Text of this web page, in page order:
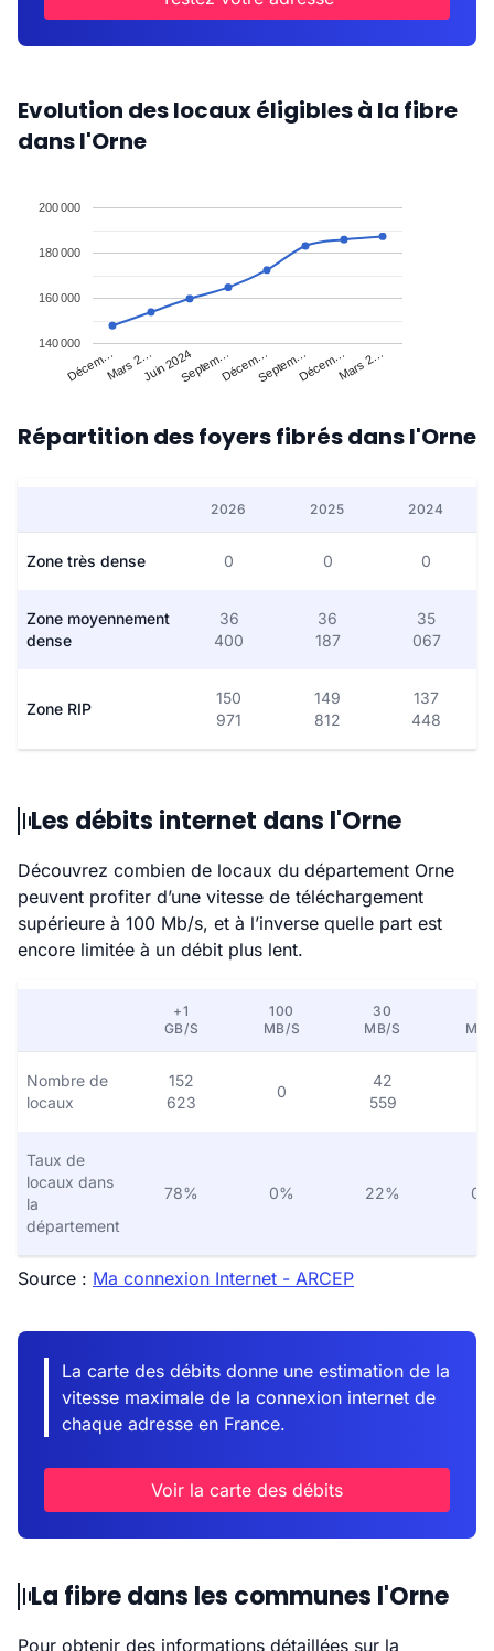
Evolution des locaux éligibles à la fibre
dans l'Orne
Décem…Mars 2…Juin 2024Septem…Décem…Septem…Décem…Mars 2…
140 000
160 000
180 000
200 000
Répartition des foyers fibrés dans l'Orne
2026 2025 2024
Zone très dense 0 0 0
Zone moyennement
dense
36
400
36
187
35
067
Zone RIP
150
971
149
812
137
448
Les débits internet dans l'Orne
Découvrez combien de locaux du département Orne
peuvent profiter d’une vitesse de téléchargement
supérieure à 100 Mb/s, et à l’inverse quelle part est
encore limitée à un débit plus lent.
+1
GB/S
100
MB/S
30
MB/S
Nombre de
locaux
152
623
0
42
559
Taux de
locaux dans
la
département
78% 0% 22%
Source : Ma connexion Internet - ARCEP
La carte des débits donne une estimation de la
vitesse maximale de la connexion internet de
chaque adresse en France.
Voir la carte des débits
La fibre dans les communes l'Orne
Pour obtenir des informations détaillées sur la